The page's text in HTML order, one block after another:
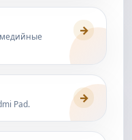
→
Pad. →